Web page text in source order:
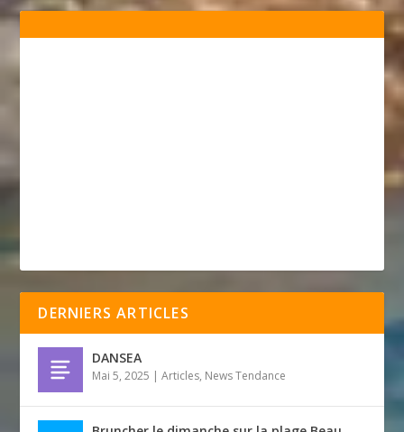
DERNIERS ARTICLES
DANSEA
Mai 5, 2025 |Articles, News Tendance